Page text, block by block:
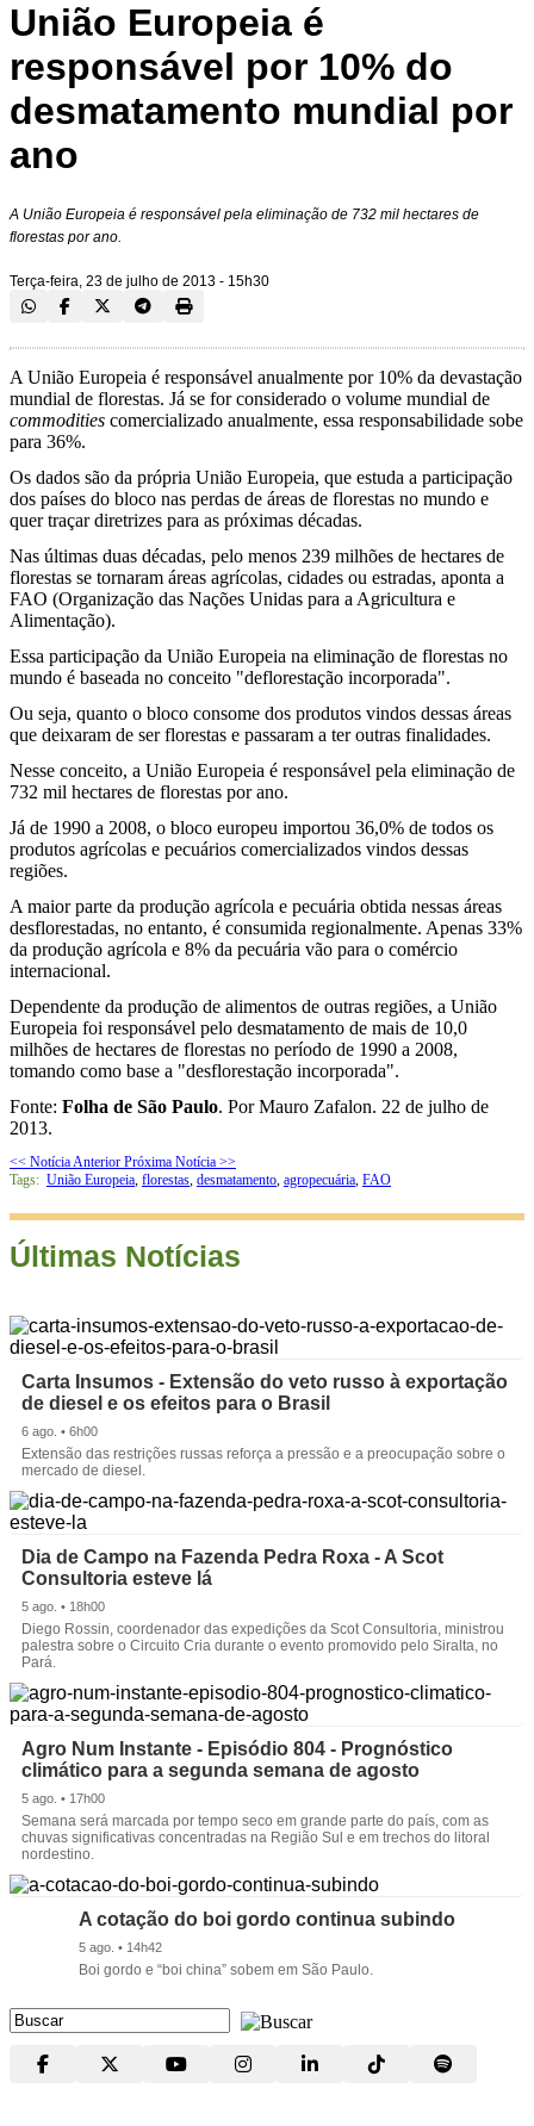
União Europeia é
responsável por 10% do
desmatamento mundial por
ano
A União Europeia é responsável pela eliminação de 732 mil hectares de
florestas por ano.
Terça-feira, 23 de julho de 2013 - 15h30
A União Europeia é responsável anualmente por 10% da devastação
mundial de florestas. Já se for considerado o volume mundial de
commodities comercializado anualmente, essa responsabilidade sobe
para 36%.
Os dados são da própria União Europeia, que estuda a participação
dos países do bloco nas perdas de áreas de florestas no mundo e
quer traçar diretrizes para as próximas décadas.
Nas últimas duas décadas, pelo menos 239 milhões de hectares de
florestas se tornaram áreas agrícolas, cidades ou estradas, aponta a
FAO (Organização das Nações Unidas para a Agricultura e
Alimentação).
Essa participação da União Europeia na eliminação de florestas no
mundo é baseada no conceito "deflorestação incorporada".
Ou seja, quanto o bloco consome dos produtos vindos dessas áreas
que deixaram de ser florestas e passaram a ter outras finalidades.
Nesse conceito, a União Europeia é responsável pela eliminação de
732 mil hectares de florestas por ano.
Já de 1990 a 2008, o bloco europeu importou 36,0% de todos os
produtos agrícolas e pecuários comercializados vindos dessas
regiões.
A maior parte da produção agrícola e pecuária obtida nessas áreas
desflorestadas, no entanto, é consumida regionalmente. Apenas 33%
da produção agrícola e 8% da pecuária vão para o comércio
internacional.
Dependente da produção de alimentos de outras regiões, a União
Europeia foi responsável pelo desmatamento de mais de 10,0
milhões de hectares de florestas no período de 1990 a 2008,
tomando como base a "desflorestação incorporada".
Fonte: Folha de São Paulo. Por Mauro Zafalon. 22 de julho de
2013.
<< Notícia Anterior Próxima Notícia >>
Tags: União Europeia, florestas, desmatamento, agropecuária, FAO
Últimas Notícias
Carta Insumos - Extensão do veto russo à exportação
de diesel e os efeitos para o Brasil
6 ago. • 6h00
Extensão das restrições russas reforça a pressão e a preocupação sobre o
mercado de diesel.
Dia de Campo na Fazenda Pedra Roxa - A Scot
Consultoria esteve lá
5 ago. • 18h00
Diego Rossin, coordenador das expedições da Scot Consultoria, ministrou
palestra sobre o Circuito Cria durante o evento promovido pelo Siralta, no
Pará.
Agro Num Instante - Episódio 804 - Prognóstico
climático para a segunda semana de agosto
5 ago. • 17h00
Semana será marcada por tempo seco em grande parte do país, com as
chuvas significativas concentradas na Região Sul e em trechos do litoral
nordestino.
A cotação do boi gordo continua subindo
5 ago. • 14h42
Boi gordo e “boi china” sobem em São Paulo.